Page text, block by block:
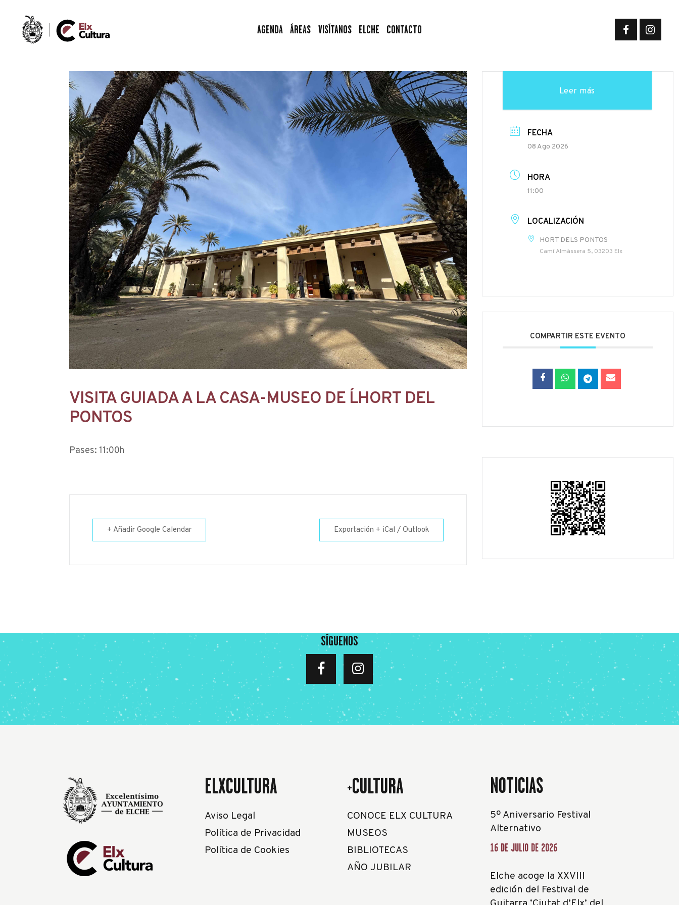
AGENDA ÁREAS VISÍTANOS ELCHE CONTACTO
ÁREAS
CONTACTO
VISITA GUIADA A LA CASA-MUSEO DE L´HORT DEL
PONTOS
Pases: 11:00h
+ Añadir Google Calendar Exportación + iCal / Outlook
FECHA
08 Ago 2026
HORA
11:00
LOCALIZACIÓN
HORT DELS PONTOS
Camí Almàssera 5, 03203 Elx
Leer más
COMPARTIR ESTE EVENTO
SÍGUENOS
ELXCULTURA
Aviso Legal
Política de Privacidad
Política de Cookies
+CULTURA
CONOCE ELX CULTURA
MUSEOS
BIBLIOTECAS
AÑO JUBILAR
NOTICIAS
5º Aniversario Festival
Alternativo
16 DE JULIO DE 2026
Elche acoge la XXVIII
edición del Festival de